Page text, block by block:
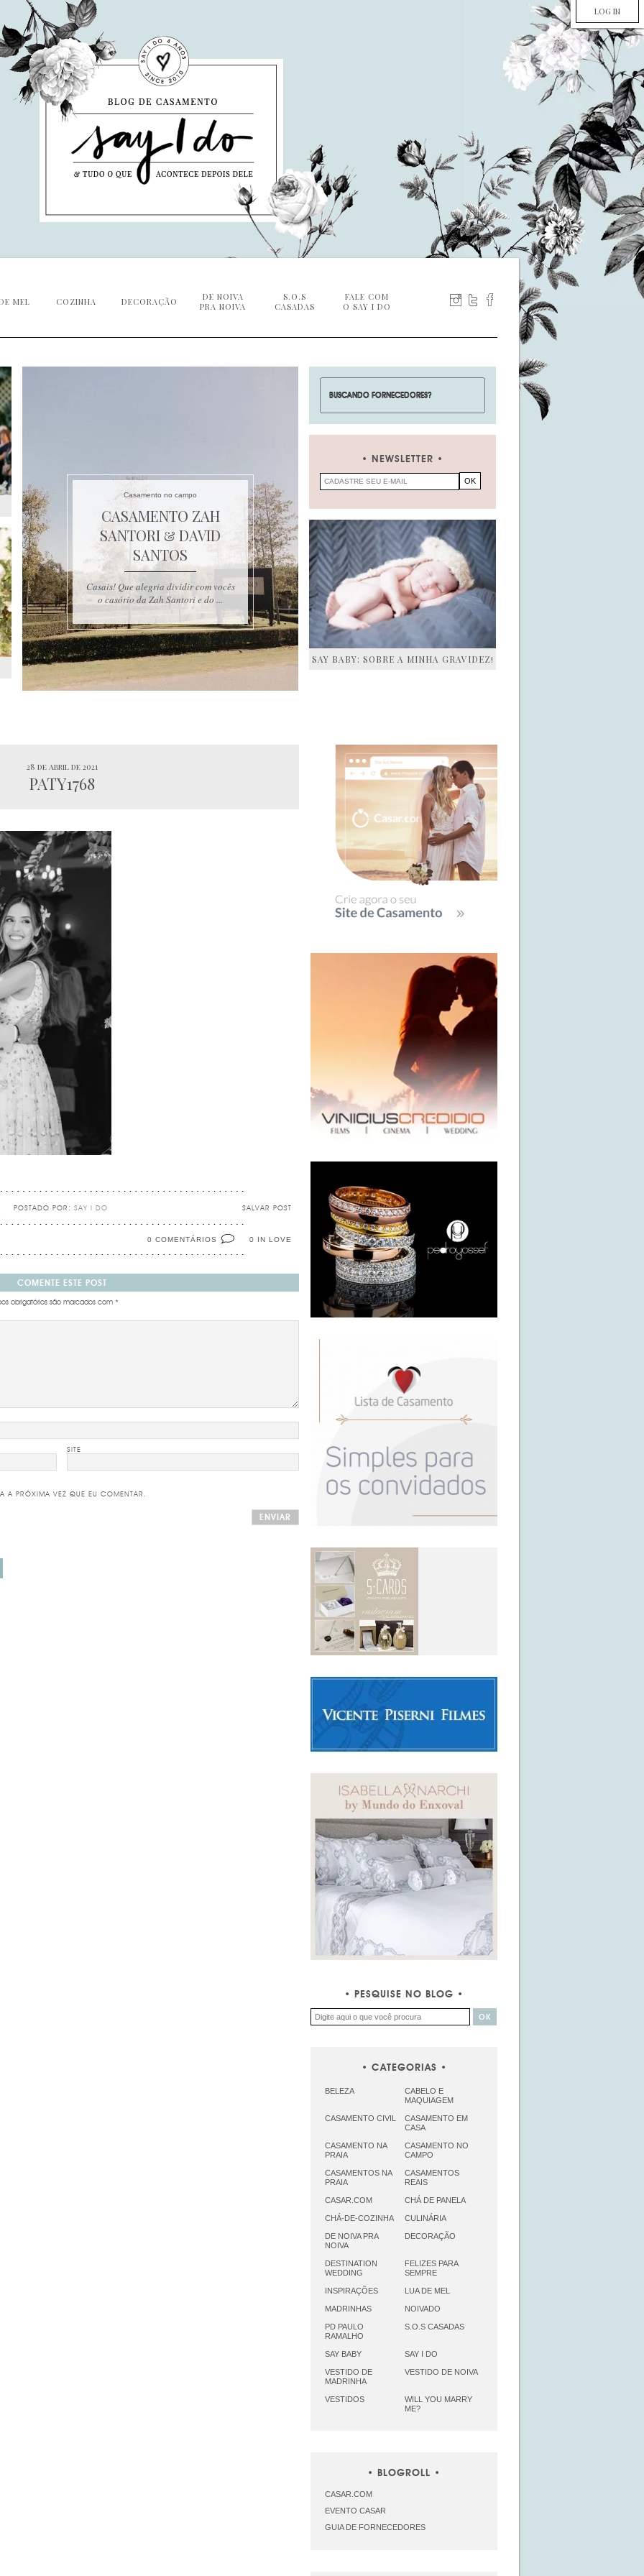
LOG IN
MEL COZINHA DECORAÇÃO
DE NOIVA
PRA NOIVA
S.O.S
CASADAS
FALE COM
O SAY I DO
Casamento no campo
CASAMENTO ZAH
SANTORI & DAVID
SANTOS
Casais! Que alegria dividir com vocês
o casório da Zah Santori e do ...
NEWSLETTER
SAY BABY: SOBRE A MINHA GRAVIDEZ!
28 de abril de 2021
PATY1768
SALVAR POST
POSTADO POR: SAY I DO
0 IN LOVE
0 COMENTÁRIOS
COMENTE ESTE POST
obrigatórios são marcados com *
SITE
A PRÓXIMA VEZ QUE EU COMENTAR.
SIDEBAR
PESQUISE NO BLOG
CATEGORIAS
BELEZA
CABELO E
MAQUIAGEM
CASAMENTO CIVIL
CASAMENTO EM
CASA
CASAMENTO NA
PRAIA
CASAMENTO NO
CAMPO
CASAMENTOS NA
PRAIA
CASAMENTOS
REAIS
CASAR.COM CHÁ DE PANELA
CHÁ-DE-COZINHA CULINÁRIA
DE NOIVA PRA
NOIVA
DECORAÇÃO
DESTINATION
WEDDING
FELIZES PARA
SEMPRE
INSPIRAÇÕES LUA DE MEL
MADRINHAS NOIVADO
PD PAULO
RAMALHO
S.O.S CASADAS
SAY BABY SAY I DO
VESTIDO DE
MADRINHA
VESTIDO DE NOIVA
VESTIDOS
WILL YOU MARRY
ME?
BLOGROLL
CASAR.COM
EVENTO CASAR
GUIA DE FORNECEDORES